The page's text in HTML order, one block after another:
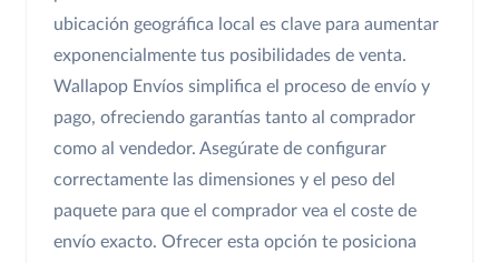
ubicación geográfica local es clave para aumentar
exponencialmente tus posibilidades de venta.
Wallapop Envíos simplifica el proceso de envío y
pago, ofreciendo garantías tanto al comprador
como al vendedor. Asegúrate de configurar
correctamente las dimensiones y el peso del
paquete para que el comprador vea el coste de
envío exacto. Ofrecer esta opción te posiciona